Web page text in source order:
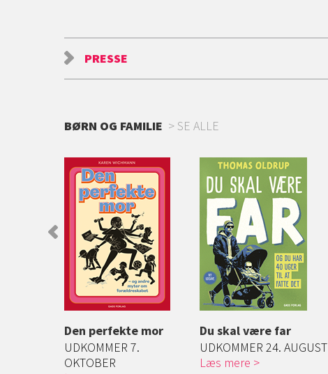
PRESSE
BØRN OG FAMILIE SE ALLE
Den perfekte mor
UDKOMMER 7.
OKTOBER
Du skal være far
UDKOMMER 24. AUGUST
Læs mere